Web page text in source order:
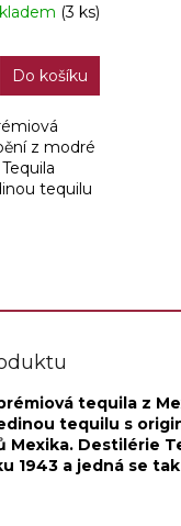
(3 ks)
Do košíku
z modré
tequilu
tequila z
tequilu s
Mexika. Destilérie
1943 a jedná se